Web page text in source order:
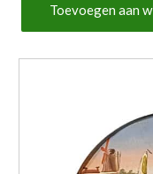
Antiek
aantal
Toevoegen aan